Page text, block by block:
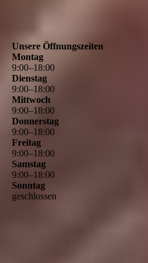
Unsere Öffnungszeiten
Montag
9:00–18:00
Dienstag
9:00–18:00
Mittwoch
9:00–18:00
Donnerstag
9:00–18:00
Freitag
9:00–18:00
Samstag
9:00–18:00
Sonntag
geschlossen